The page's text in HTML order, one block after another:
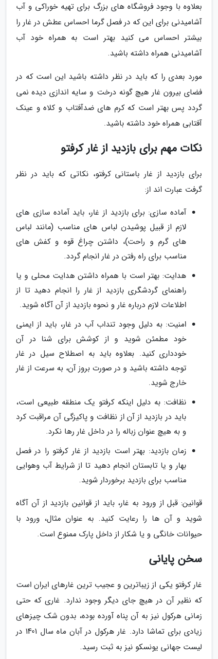
بعلاوه با وجود فروشگاه های بزرگ برای تهیه خوراکی و آب
آشامیدنی برای این که در فصل گرما احساس عطش در غار را
بیشتر احساس می کنید بهتر است به همراه خود آب
آشامیدنی همراه داشته باشید.
مورد بعدی را که باید در نظر داشته باشید این است که در
فضای بیرون غار هیچ گونه درخت و سایه اندازی دیده نمی
گردد پس بهتر است که کرم های ضدآفتاب و کلاه و عینک
آفتابی همراه خود داشته باشید.
نکات مهم برای بازدید از غار کرفتو
برای بازدید از غار باستانی کرفتو، نکاتی که باید در نظر
گرفت عبارت اند از:
آماده سازی: برای بازدید از غار، باید آماده سازی های
لازم از قبیل پوشیدن لباس های مناسب (مانند لباس
های گرم و راحت)، داشتن چراغ قوه و کفش های
مناسب برای راه رفتن در غار انجام گردد.
هدایت: بهتر است با همراه داشتن هدایت محلی و یا
راهنمای گردشگری بازدید از غار را انجام دهید تا از
اطلاعات لازم درباره غار و نحوه بازدید از آن آگاه شوید.
امنیت: به دلیل وجود تنداب آب در غار، باید از ایمنی
خود مطمئن شوید و از کوشش برای شنا در آن
خودداری کنید. بعلاوه باید به اصطلاح سیل در غار
توجه داشته باشید و در صورت بروز آن، به سرعت از غار
خارج شوید.
نظافت: به دلیل اینکه کرفتو یک منطقه طبیعی است،
باید در بازدید از آن از نظافت و پاکیزگی آن مراقبت کرد
و به هیچ عنوان زباله را در داخل غار رها نکرد.
زمان بازدید: بهتر است بازدید از غار کرفتو را در فصل
بهار و یا تابستان انجام دهید تا از شرایط آب وهوایی
مناسب برای بازدید برخوردار شوید.
قوانین: قبل از ورود به غار، باید از قوانین بازدید از آن آگاه
شوید و آن ها را رعایت کنید. به عنوان مثال، ورود با
حیوانات خانگی و یا شکار از داخل پارک ممنوع است.
سخن پایانی
غار کرفتو یکی از زیباترین و عجیب ترین غارهای ایران است
که نظیر آن در هیچ جای دیگر وجود ندارد. غاری که حتی
زمانی هرکول نیز به آن پناه آورده بوده، بدون شک چیزهای
زیادی برای تماشا دارد. غار هرکول در آبان ماه سال 1401 در
لیست جهانی یونسکو نیز به ثبت رسید.